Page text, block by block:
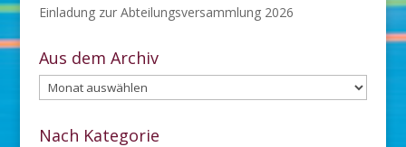
Einladung zur Abteilungsversammlung 2026
Aus dem Archiv
Aus
dem
Archiv
Nach Kategorie